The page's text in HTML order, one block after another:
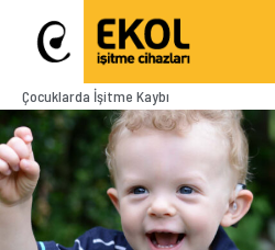
Çocuklarda İşitme Kaybı